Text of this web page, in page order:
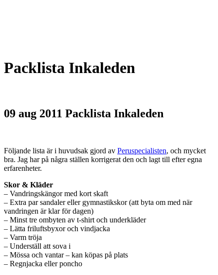
Packlista Inkaleden
09 aug 2011 Packlista Inkaleden
Följande lista är i huvudsak gjord av Peruspecialisten, och mycket
bra. Jag har på några ställen korrigerat den och lagt till efter egna
erfarenheter.
Skor & Kläder
– Vandringskängor med kort skaft
– Extra par sandaler eller gymnastikskor (att byta om med när
vandringen är klar för dagen)
– Minst tre ombyten av t-shirt och underkläder
– Lätta friluftsbyxor och vindjacka
– Varm tröja
– Underställ att sova i
– Mössa och vantar – kan köpas på plats
– Regnjacka eller poncho